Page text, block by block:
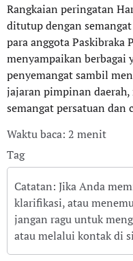
Rangkaian peringatan
ditutup dengan
para anggota Paskibraka
menyampaikan berbagai
penyemangat sambil
jajaran pimpinan daerah,
semangat persatuan dan
Waktu baca: 2 menit
Tag
Catatan: Jika Anda
klarifikasi, atau
jangan ragu untuk
atau melalui kontak di